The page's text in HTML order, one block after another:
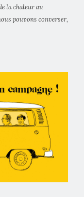
la chaleur au
pouvons converser,